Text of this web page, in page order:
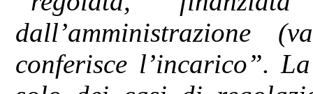
dall’amministrazione
conferisce l’incarico”.